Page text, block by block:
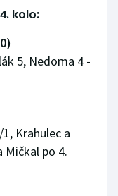
kolo:
5, Nedoma 4 -
Krahulec a
Mičkal po 4.